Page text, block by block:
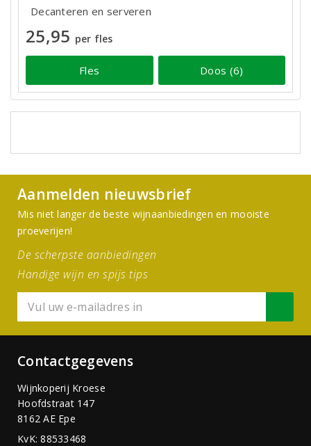
Decanteren en serveren
25,95 per fles
Fles Doos (6)
Aanmelden nieuwsbrief
Mis niet langer de beste wijnaanbiedingen en mooiste
proeverijen!
De scherpste aanbiedingen
Handige wijn en spijs tips
Contactgegevens
Wijnkoperij Kroese
Hoofdstraat 147
8162 AE Epe
KvK: 88533468